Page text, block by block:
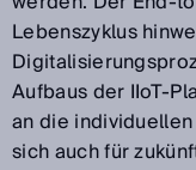
Lebenszyklus
Aufbaus der IIoT-
an die
sich auch für